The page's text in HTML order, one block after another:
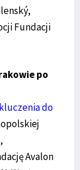
Fundacji
po
do
Avalon